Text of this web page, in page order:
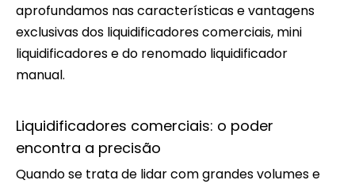
aprofundamos nas características e vantagens
exclusivas dos liquidificadores comerciais, mini
liquidificadores e do renomado liquidificador
manual.
Liquidificadores comerciais: o poder
encontra a precisão
Quando se trata de lidar com grandes volumes e